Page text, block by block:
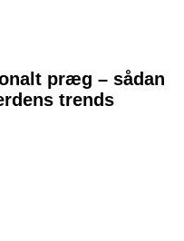
præg – sådan
trends